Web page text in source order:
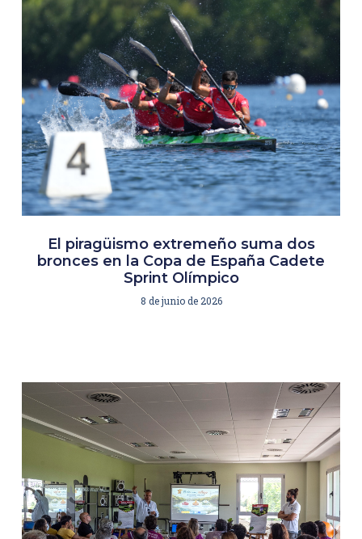
El piragüismo extremeño suma dos
bronces en la Copa de España Cadete
Sprint Olímpico
8 de junio de 2026